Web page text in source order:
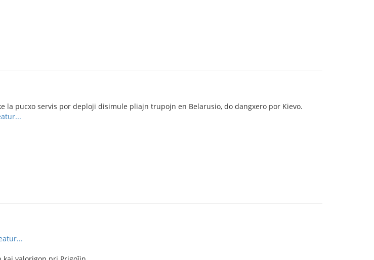
la pucxo servis por deploji disimule pliajn trupojn en Belarusio, do dangxero por Kievo.